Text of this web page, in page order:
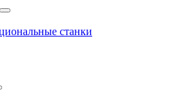
станки